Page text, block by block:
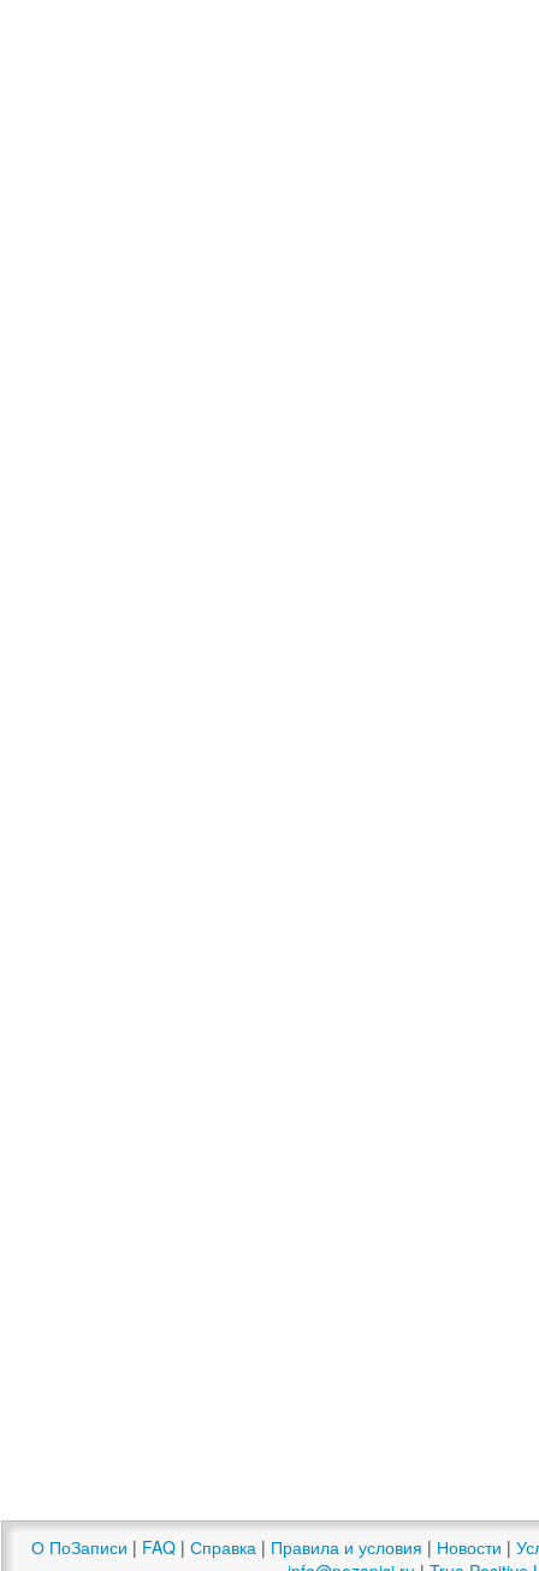
О ПоЗаписи | FAQ | Справка | Правила и условия | Новости |